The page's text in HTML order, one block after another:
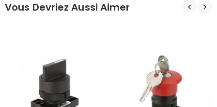
Vous Devriez Aussi Aimer